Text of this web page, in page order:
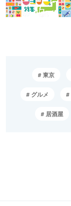
東京
グルメ
居酒屋